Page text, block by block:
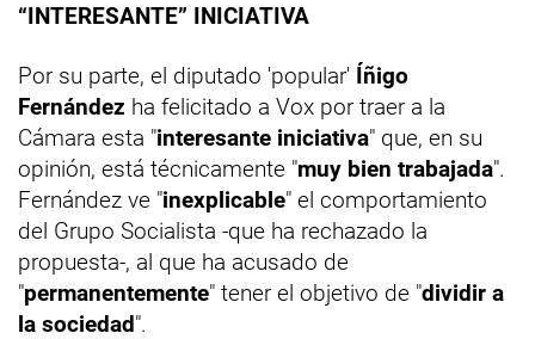
“INTERESANTE” INICIATIVA
Por su parte, el diputado 'popular' Íñigo
Fernández ha felicitado a Vox por traer a la
Cámara esta "interesante iniciativa" que, en su
opinión, está técnicamente "muy bien trabajada".
Fernández ve "inexplicable" el comportamiento
del Grupo Socialista -que ha rechazado la
propuesta-, al que ha acusado de
"permanentemente" tener el objetivo de "dividir a
la sociedad".